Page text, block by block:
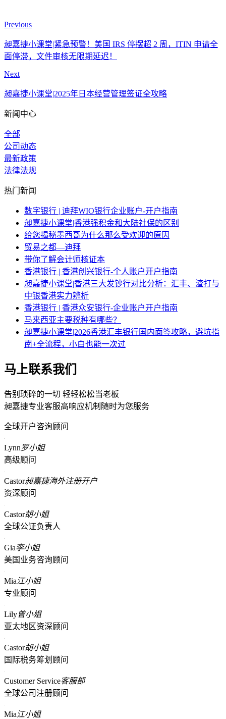
Previous
昶嘉捷小课堂|紧急预警！美国 IRS 停摆超 2 周，ITIN 申请全
面停滞，文件审核无限期延迟！
Next
昶嘉捷小课堂|2025年日本经营管理签证全攻略
新闻中心
全部
公司动态
最新政策
法律法规
热门新闻
数字银行 | 迪拜WIO银行企业账户-开户指南
昶嘉捷小课堂|香港强积金和大陆社保的区别
给您揭秘墨西哥为什么那么受欢迎的原因
贸易之都—迪拜
带你了解会计师核证本
香港银行 | 香港创兴银行-个人账户开户指南
昶嘉捷小课堂|香港三大发钞行对比分析：汇丰、渣打与
中银香港实力辨析
香港银行 | 香港众安银行-企业账户开户指南
马来西亚主要税种有哪些？
昶嘉捷小课堂|2026香港汇丰银行国内面签攻略，避坑指
南+全流程，小白也能一次过
马上联系我们
告别琐碎的一切 轻轻松松当老板
昶嘉捷专业客服高响应机制随时为您服务
全球开户咨询顾问
Lynn罗小姐
高级顾问
Castor昶嘉捷海外注册开户
资深顾问
Castor胡小姐
全球公证负责人
Gia李小姐
美国业务咨询顾问
Mia江小姐
专业顾问
Lily曾小姐
亚太地区资深顾问
Castor胡小姐
国际税务筹划顾问
Customer Service客服部
全球公司注册顾问
Mia江小姐